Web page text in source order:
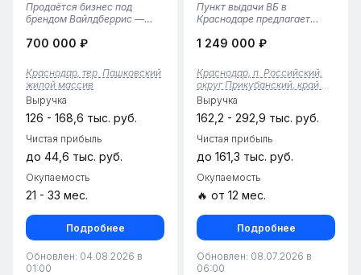
Продаётся бизнес под
брендом Вайлдберрис —
28.02.2025 года. Отличная
ищет перспективное и
стабильное
направление.Основные
характеристики:Арендная
пла...
700 000 ₽
Краснодар, тер. Пашковский
жилой массив
Выручка
126 - 168,6 тыс. руб.
Чистая прибыль
до 44,6 тыс. руб.
Окупаемость
21 - 33 мес.
Подробнее
Обновлен: 04.08.2026 в
01:00
Пункт выдачи ВБ в
Краснодаре предлагает
получения ваших заказов. С
метров и командой из трех
сотрудников, мы
обеспечиваем качественное
обслуживание и
комфортны...
1 249 000 ₽
Краснодар, п. Российский,
округ Прикубанский, край.
Краснодарский
Выручка
162,2 - 292,9 тыс. руб.
Чистая прибыль
до 161,3 тыс. руб.
Окупаемость
🔥 от 12 мес.
Подробнее
Обновлен: 08.07.2026 в
06:00